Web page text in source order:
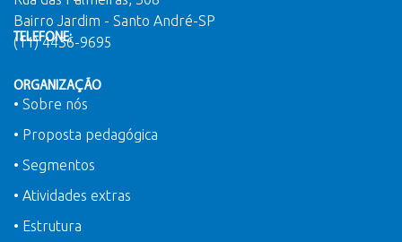
Bairro Jardim - Santo André-SP
TELEFONE:
(11) 4436-9695
ORGANIZAÇÃO
• Sobre nós
• Proposta pedagógica
• Segmentos
• Atividades extras
• Estrutura